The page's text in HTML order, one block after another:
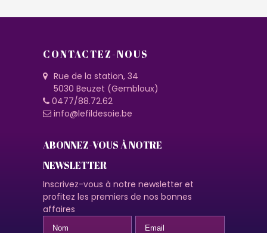
CONTACTEZ-NOUS
Rue de la station, 34
5030 Beuzet (Gembloux)
0477/88.72.62
info@lefildesoie.be
ABONNEZ-VOUS À NOTRE
NEWSLETTER
Inscrivez-vous à notre newsletter et
profitez les premiers de nos bonnes
affaires